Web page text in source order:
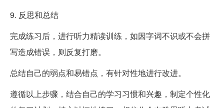
9. 反思和总结
完成练习后，进行听力精读训练，如因字词不识或不会拼
写造成错误，则反复打磨。
总结自己的弱点和易错点，有针对性地进行改进。
遵循以上步骤，结合自己的学习习惯和兴趣，制定个性化